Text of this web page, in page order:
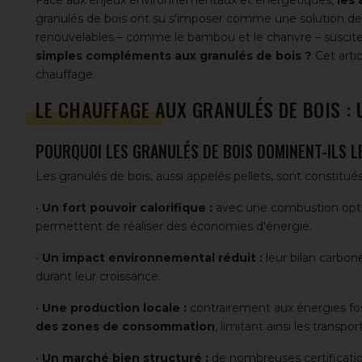
granulés de bois ont su s'imposer comme une solution
renouvelables – comme le bambou et le chanvre –
simples compléments aux granulés de bois ? Cet
chauffage.
LE CHAUFFAGE AUX GRANULÉS DE BOIS :
POURQUOI LES GRANULÉS DE BOIS DOMINENT-ILS
Les granulés de bois, aussi appelés pellets, sont
• Un fort pouvoir calorifique : avec une combustion
permettent de réaliser des économies d'énergie.
• Un impact environnemental réduit : leur bilan
durant leur croissance.
• Une production locale : contrairement aux énergies
des zones de consommation, limitant ainsi les
• Un marché bien structuré : de nombreuses